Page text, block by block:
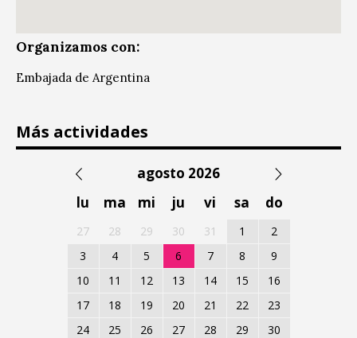
Organizamos con:
Embajada de Argentina
Más actividades
agosto 2026
lu
ma mi ju vi sa do
27 28 29 30 31 1
2
3
4 5 6 7 8
9
10
11 12 13 14 15
16
17
18 19 20 21 22
23
24
25 26 27 28 29 30